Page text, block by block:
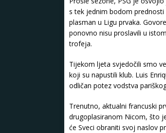
s tek jednim bodom
plasman u Ligu prvaka.
ponovno nisu proslavili u
trofeja.
Tijekom ljeta svjedočili smo
koji su napustili klub. Luis
odličan potez vodstva
Trenutno, aktualni francuski
drugoplasiranom Nicom, što
će Sveci obraniti svoj naslov